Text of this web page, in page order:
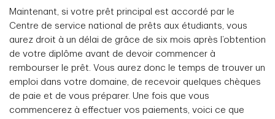
Maintenant, si votre prêt principal est accordé par le
Centre de service national de prêts aux étudiants, vous
aurez droit à un délai de grâce de six mois après l’obtention
de votre diplôme avant de devoir commencer à
rembourser le prêt. Vous aurez donc le temps de trouver un
emploi dans votre domaine, de recevoir quelques chèques
de paie et de vous préparer. Une fois que vous
commencerez à effectuer vos paiements, voici ce que